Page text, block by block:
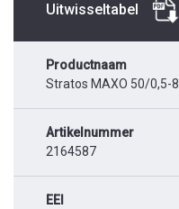
Uitwisseltabel
Productnaam
Stratos MAXO 50/0,5-8
Artikelnummer
2164587
EEI